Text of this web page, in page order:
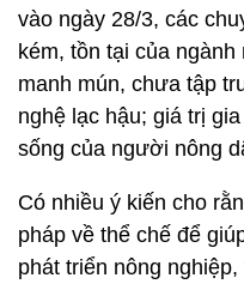
vào ngày 28/3, các
kém, tồn tại của
manh mún, chưa tập
nghệ lạc hậu; giá trị
sống của người nông
Có nhiều ý kiến cho
pháp về thể chế để
phát triển nông